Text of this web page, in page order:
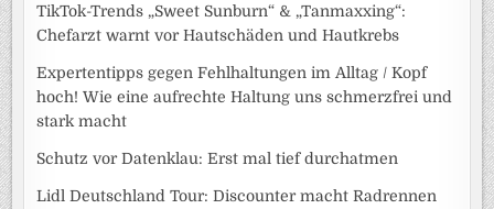
TikTok-Trends „Sweet Sunburn“ & „Tanmaxxing“:
Chefarzt warnt vor Hautschäden und Hautkrebs
Expertentipps gegen Fehlhaltungen im Alltag / Kopf
hoch! Wie eine aufrechte Haltung uns schmerzfrei und
stark macht
Schutz vor Datenklau: Erst mal tief durchatmen
Lidl Deutschland Tour: Discounter macht Radrennen